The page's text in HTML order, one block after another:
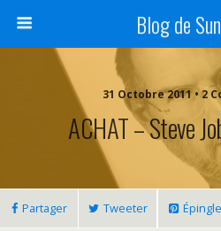
Blog de
31 Octobre 2011 • 2
ACHAT – Steve
Partager Tweeter